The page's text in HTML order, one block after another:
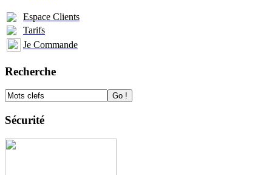
Espace Clients
Tarifs
Je Commande
Recherche
Sécurité